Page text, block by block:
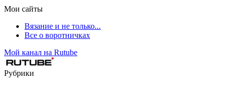
Мои сайты
Вязание и не только...
Все о воротничках
Мой канал на Rutube
Рубрики